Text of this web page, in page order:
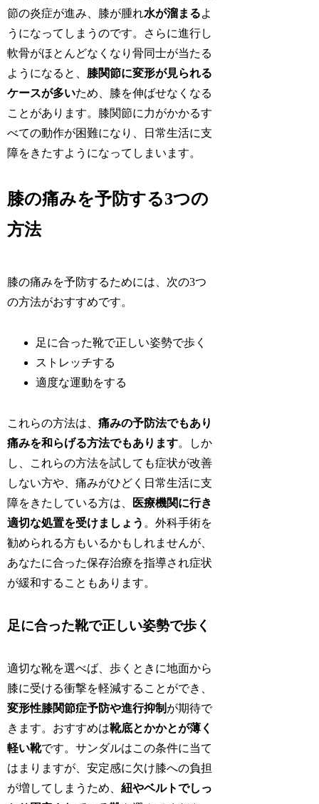
節の炎症が進み、膝が腫れ水が溜まるよ
うになってしまうのです。さらに進行し
軟骨がほとんどなくなり骨同士が当たる
ようになると、 膝関節に変形が見られる
ケースが多いため、膝を伸ばせなくなる
ことがあります。膝関節に力がかかるす
べての動作が困難になり、日常生活に支
障をきたすようになってしまいます。
膝の痛みを予防する3つの
方法
膝の痛みを予防するためには、次の3つ
の方法がおすすめです。
足に合った靴で正しい姿勢で歩く
ストレッチする
適度な運動をする
これらの方法は、痛みの予防法でもあり
痛みを和らげる方法でもあります。しか
し、これらの方法を試しても症状が改善
しない方や、痛みがひどく日常生活に支
障をきたしている方は、
医療機関に行き
適切な処置を受けましょう 。外科手術を
勧められる方もいるかもしれませんが、
あなたに合った保存治療を指導され症状
が緩和することもあります。
足に合った靴で正しい姿勢で歩く
適切な靴を選べば、歩くときに地面から
膝に受ける衝撃を軽減することができ、
変形性膝関節症予防や進行抑制 が期待で
きます。おすすめは靴底とかかとが薄く
軽い靴です。サンダルはこの条件に当て
はまりますが、安定感に欠け膝への負担
が増してしまうため、紐やベルトでしっ